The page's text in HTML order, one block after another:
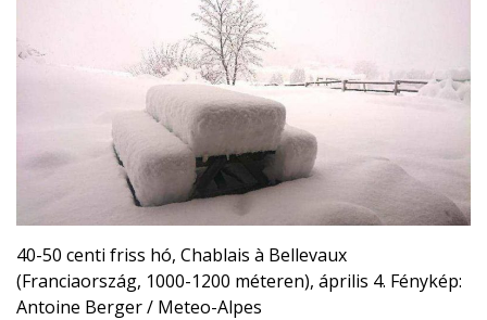
40-50 centi friss hó, Chablais à Bellevaux
(Franciaország, 1000-1200 méteren), április 4. Fénykép:
Antoine Berger / Meteo-Alpes